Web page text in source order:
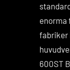
enorma
fabriker
600ST